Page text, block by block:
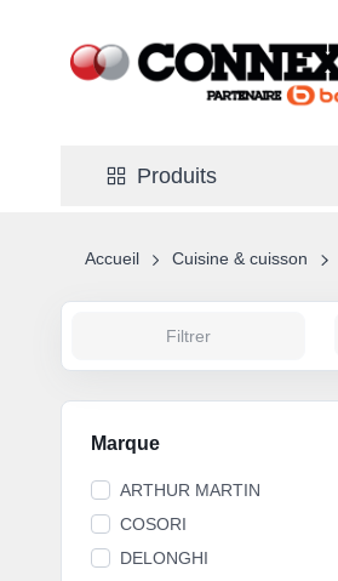
Produits
Accueil Cuisine & cuisson
Filtrer
Marque
ARTHUR MARTIN
COSORI
DELONGHI